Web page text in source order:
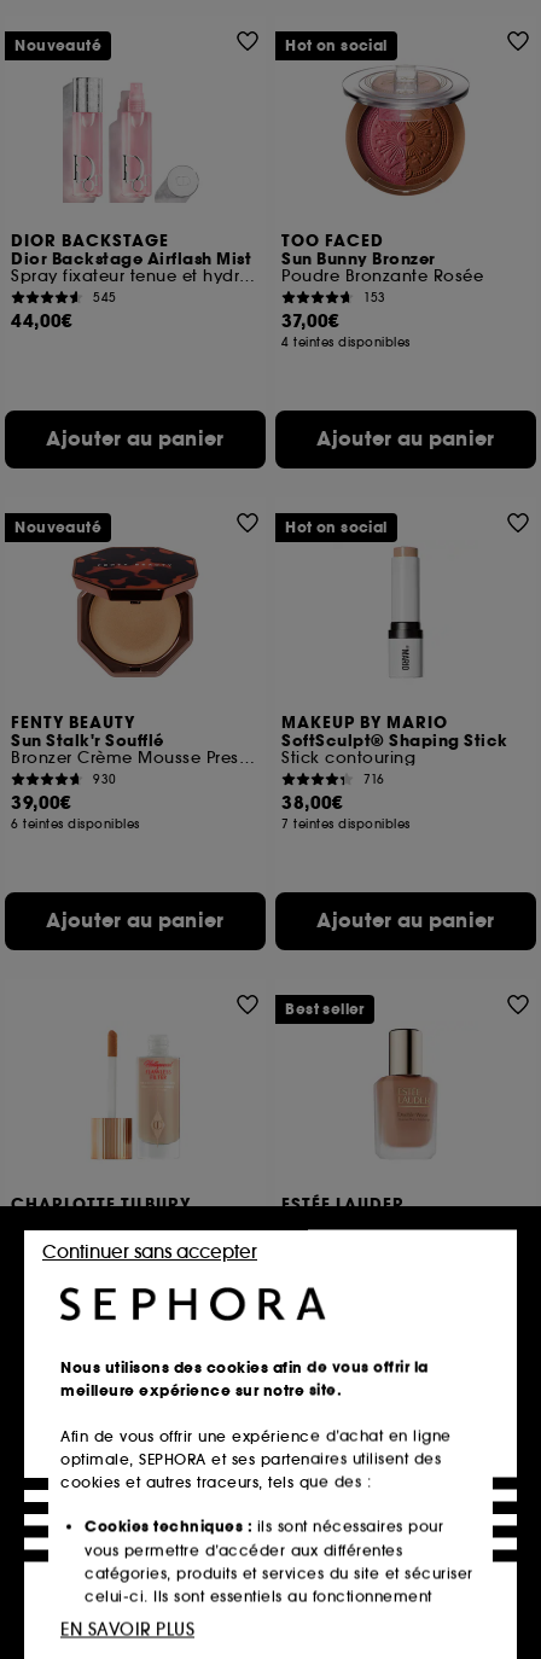
DIOR BACKSTAGE
Dior Backstage Airflash Mist
Spray fixateur tenue et hydratation 24 h
545
44,00€
Ajouter au panier
Nouveauté
TOO FACED
Sun Bunny Bronzer
Poudre Bronzante Rosée
153
37,00€
4 teintes disponibles
Ajouter au panier
Hot on social
FENTY BEAUTY
Sun Stalk'r Soufflé
Bronzer Crème Mousse Pressée
930
39,00€
6 teintes disponibles
Ajouter au panier
Nouveauté
MAKEUP BY MARIO
SoftSculpt® Shaping Stick
Stick contouring
716
38,00€
7 teintes disponibles
Ajouter au panier
Hot on social
CHARLOTTE TILBURY
802
À partir de
52,00€
8 teintes disponibles
Ajouter au panier
ESTÉE LAUDER
59,90€
54 teintes disponibles
Ajouter au panier
Best seller
Best seller
Nous utilisons des cookies afin de vous offrir la
meilleure expérience sur notre site.
Afin de vous offrir une expérience d’achat en ligne
optimale, SEPHORA et ses partenaires utilisent des
cookies et autres traceurs, tels que des :
Cookies techniques : ils sont nécessaires pour
vous permettre d’accéder aux différentes
catégories, produits et services du site et sécuriser
celui-ci. Ils sont essentiels au fonctionnement
technique du site et ne peuvent être désactivés.
Continuer sans accepter
EN SAVOIR PLUS